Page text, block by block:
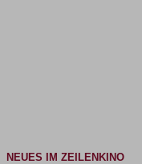
NEUES IM ZEILENKINO